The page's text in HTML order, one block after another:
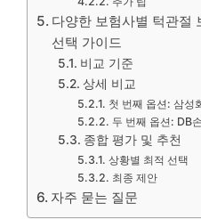
다양한 보험사별 턱관절
선택 가이드
비교 기준
상세 비교
첫 번째 옵션: 삼성
두 번째 옵션: DB
종합 평가 및 추천
상황별 최적 선택
최종 제안
자주 묻는 질문